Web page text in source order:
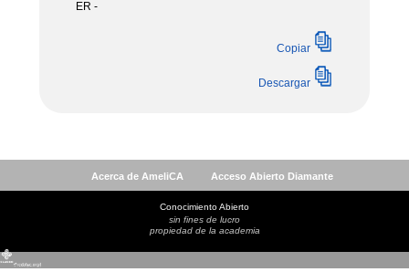
Acerca de AmeliCA Acceso Abierto Diamante
Conocimiento Abierto
sin fines de lucro
propiedad de la academia